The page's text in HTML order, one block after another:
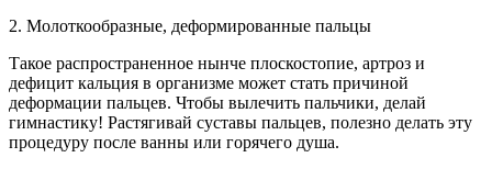
2. Молоткообразные, деформированные пальцы
Такое распространенное нынче плоскостопие, артроз и
дефицит кальция в организме может стать причиной
деформации пальцев. Чтобы вылечить пальчики, делай
гимнастику! Растягивай суставы пальцев, полезно делать эту
процедуру после ванны или горячего душа.